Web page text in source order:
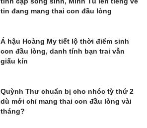
tin đang mang thai con đầu lòng
Á hậu Hoàng My tiết lộ thời điểm sinh
con đầu lòng, danh tính bạn trai vẫn
giấu kín
Quỳnh Thư chuẩn bị cho nhóc tỳ thứ 2
dù mới chỉ mang thai con đầu lòng vài
tháng?